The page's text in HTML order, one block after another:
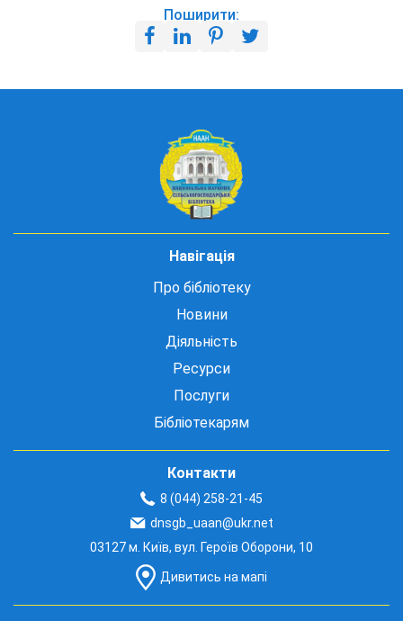
Поширити:
Навігація
Про бібліотеку
Новини
Діяльність
Ресурси
Послуги
Бібліотекарям
Контакти
8 (044) 258-21-45
dnsgb_uaan@ukr.net
03127 м. Київ, вул. Героїв Оборони, 10
Дивитись на мапі